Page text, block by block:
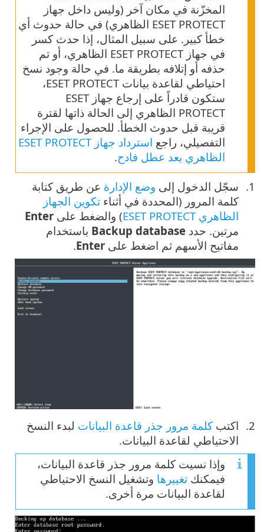
المخزّنة في مكان آخر (وليس داخل جهاز
ESET PROTECT الظاهري) في حالة حدوث أي
خطأ كبير. على سبيل المثال، إذا حدث كسر
في جهاز ESET PROTECT الظاهري، أو تم
حذفه أو إتلافه بطريقة ما. في حالة وجود نسخ
احتياطي لقاعدة بيانات ESET PROTECT،
ستكون قادراً على إرجاع جهاز ESET
PROTECT الظاهري إلى الحالة ذاتها لقترة
قريبة قبل حدوث الخطأ. للحصول على الإجراء
التفصيلي، راجع
استرداد جهاز ESET PROTECT
الظاهري بعد عطل فادح.
سجّل الدخول إلى وضع الإدارة عن طريق كتابة
كلمة المرور (المحددة في أثناء تكوين الجهاز
الظاهري ESET PROTECT
) والضغط على Enter
مرتين. حدد Backup database باستخدام
مفاتيح الأسهم ثم اضغط على Enter
.
اكتب كلمة مرور جذر قاعدة البيانات لبدء النسخ
الاحتياطي لقاعدة البيانات.
وإذا نسيت كلمة مرور جذر قاعدة البيانات،
فيمكنك تغييرها وتشغيل النسخ الاحتياطي
لقاعدة البيانات مرة أخرى.